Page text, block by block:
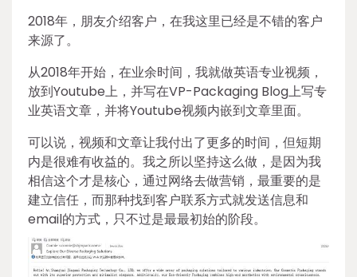
2018年，朋友介绍客户，在我这里已经是不错的客户
来源了。
从2018年开始，在业余时间，我就做英语专业视频，
放到Youtube上，并写在VP-Packaging Blog上写专
业英语文章，并将Youtube视频内嵌到文章里面。
可以说，视频和文章让我付出了更多的时间，但短期
内是很难有收益的。我之所以坚持这么做，是因为我
相信这个才是核心，通过网络去做营销，最重要的是
建立信任，而那种找到客户联系方式就发送信息和
email的方式，只不过是最最初始的阶段。